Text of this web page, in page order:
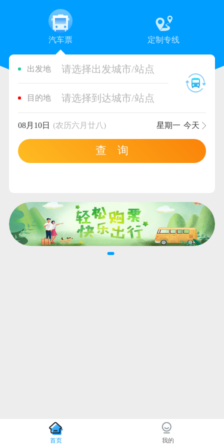
汽车票 定制专线
出发地 请选择出发城市/站点
目的地 请选择到达城市/站点
08月10日 (农历六月廿八) 星期一 今天
查 询
首页 我的